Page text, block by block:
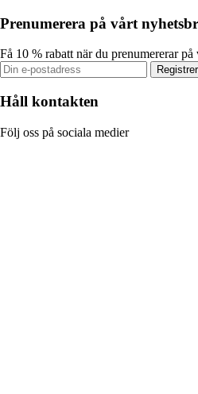
Prenumerera på vårt
Få 10 % rabatt när du prenumererar
Håll kontakten
Följ oss på sociala medier